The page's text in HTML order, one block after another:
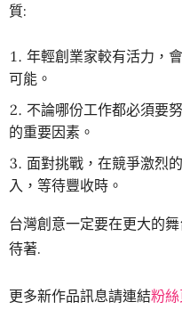
質:
年輕創業家較有活力，
可能。
不論哪份工作都必須要
的重要因素。
面對挑戰，在競爭激烈
入，等待豐收時。
台灣創意一定要在更大的
待著.
更多新作品訊息請連結粉絲